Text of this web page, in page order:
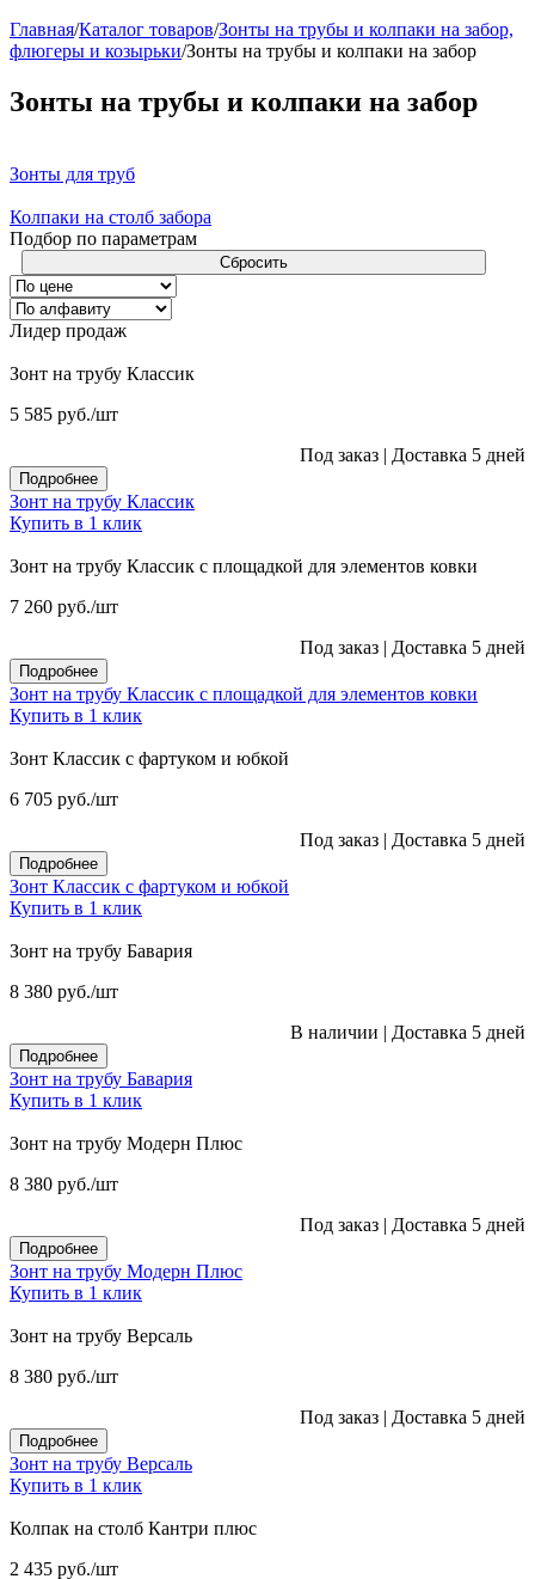
Главная/Каталог товаров/Зонты на трубы и колпаки на забор,
флюгеры и козырьки/Зонты на трубы и колпаки на забор
Зонты на трубы и колпаки на забор
Зонты для труб
Колпаки на столб забора
Подбор по параметрам
Сбросить
Лидер продаж
Зонт на трубу Классик
5 585 руб./шт
Под заказ | Доставка 5 дней
Подробнее
Зонт на трубу Классик
Купить в 1 клик
Зонт на трубу Классик с площадкой для элементов ковки
7 260 руб./шт
Под заказ | Доставка 5 дней
Подробнее
Зонт на трубу Классик с площадкой для элементов ковки
Купить в 1 клик
Зонт Классик с фартуком и юбкой
6 705 руб./шт
Под заказ | Доставка 5 дней
Подробнее
Зонт Классик с фартуком и юбкой
Купить в 1 клик
Зонт на трубу Бавария
8 380 руб./шт
В наличии | Доставка 5 дней
Подробнее
Зонт на трубу Бавария
Купить в 1 клик
Зонт на трубу Модерн Плюс
8 380 руб./шт
Под заказ | Доставка 5 дней
Подробнее
Зонт на трубу Модерн Плюс
Купить в 1 клик
Зонт на трубу Версаль
8 380 руб./шт
Под заказ | Доставка 5 дней
Подробнее
Зонт на трубу Версаль
Купить в 1 клик
Колпак на столб Кантри плюс
2 435 руб./шт